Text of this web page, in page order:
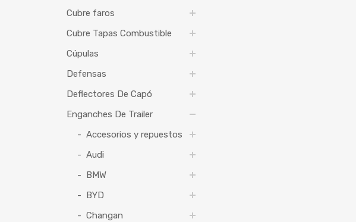
Cubre faros
Cubre Tapas Combustible
Cúpulas
Defensas
Deflectores De Capó
Enganches De Trailer
Accesorios y repuestos
Audi
BMW
BYD
Changan